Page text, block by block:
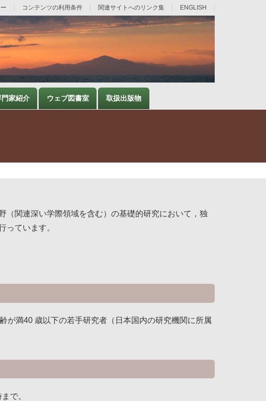
コンテンツの利用条件 関連サイトへのリンク集 ENGLISH
門家紹介 ウェブ図書室 取扱出版物
（関連深い学際領域を含む）の基礎的研究において，独
っています。
が満40 歳以下の若手研究者（日本国内の研究機関に所属
で。